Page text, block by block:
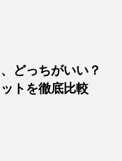
どっちがいい？
トを徹底比較